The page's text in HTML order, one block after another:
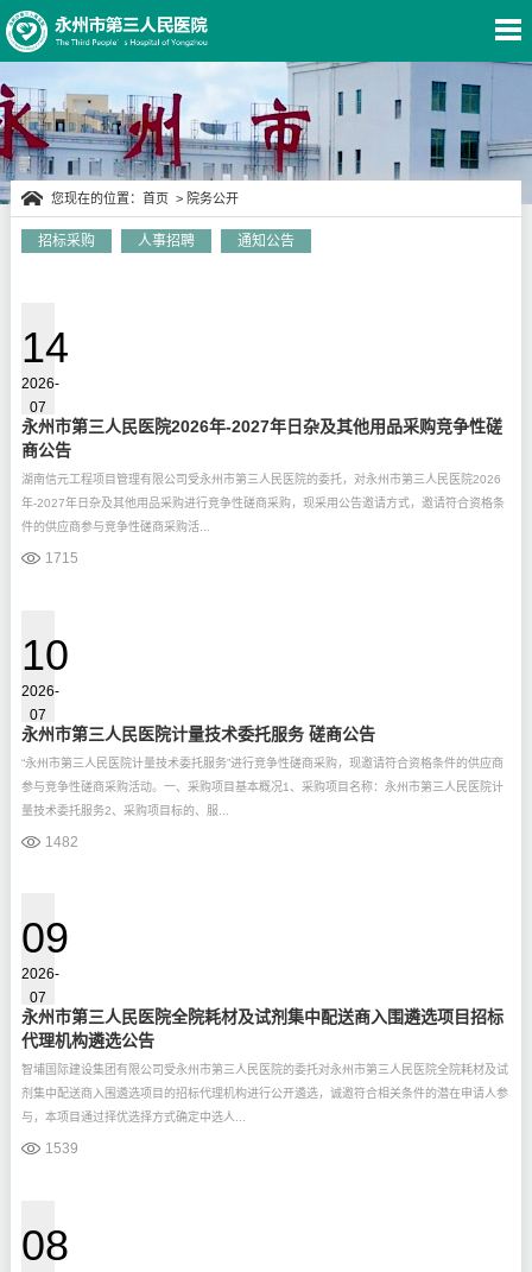
您现在的位置： 首页 > 院务公开
招标采购 人事招聘 通知公告
14
2026-
07
永州市第三人民医院2026年-2027年日杂及其他用品采购竞争性磋
商公告
湖南信元工程项目管理有限公司受永州市第三人民医院的委托，对永州市第三人民医院2026
年-2027年日杂及其他用品采购进行竞争性磋商采购，现采用公告邀请方式，邀请符合资格条
件的供应商参与竞争性磋商采购活...
1715
10
2026-
07
永州市第三人民医院计量技术委托服务 磋商公告
“永州市第三人民医院计量技术委托服务”进行竞争性磋商采购，现邀请符合资格条件的供应商
参与竞争性磋商采购活动。一、采购项目基本概况1、采购项目名称：永州市第三人民医院计
量技术委托服务2、采购项目标的、服...
1482
09
2026-
07
永州市第三人民医院全院耗材及试剂集中配送商入围遴选项目招标
代理机构遴选公告
智埔国际建设集团有限公司受永州市第三人民医院的委托对永州市第三人民医院全院耗材及试
剂集中配送商入围遴选项目的招标代理机构进行公开遴选，诚邀符合相关条件的潜在申请人参
与，本项目通过择优选择方式确定中选人...
1539
08